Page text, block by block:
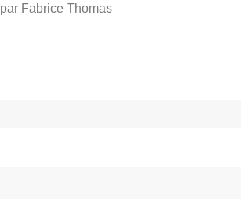
par Fabrice Thomas